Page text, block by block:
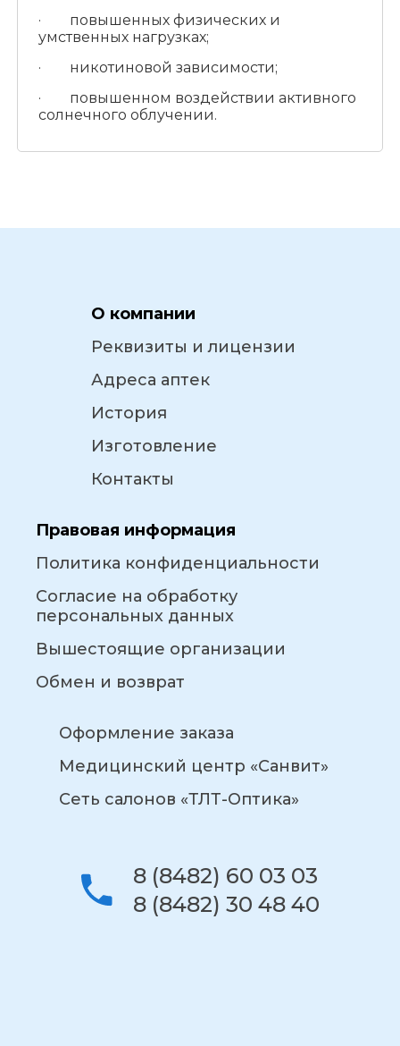
· повышенных физических и
умственных нагрузках;
· никотиновой зависимости;
· повышенном воздействии активного
солнечного облучении.
О компании
Реквизиты и лицензии
Адреса аптек
История
Изготовление
Контакты
Правовая информация
Политика конфиденциальности
Согласие на обработку
персональных данных
Вышестоящие организации
Обмен и возврат
Оформление заказа
Медицинский центр «Санвит»
Сеть салонов «ТЛТ-Оптика»
8 (8482) 60 03 03
8 (8482) 30 48 40